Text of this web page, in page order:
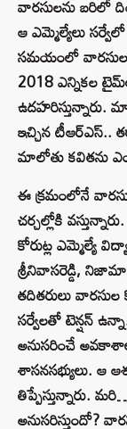
వారసులను బరిలో
ఆ ఎమ్మెల్యేలు
సమయంలో
2018 ఎన్నికల
ఇచ్చిన టీఆర్ఎస్‌..
మాలోతు కవితను
ఈ క్రమంలోనే
చర్చల్లోకి
కోరుట్ల ఎమ్మెల్యే
శ్రీనివాసరెడ్డి,
తదితరులు
సర్వేలతో టెన్షన్‌
అనుసరించే
శాసనసభ్యులు. ఆ
తిప్పేస్తున్నారు.
అనుసరిస్తుందో?